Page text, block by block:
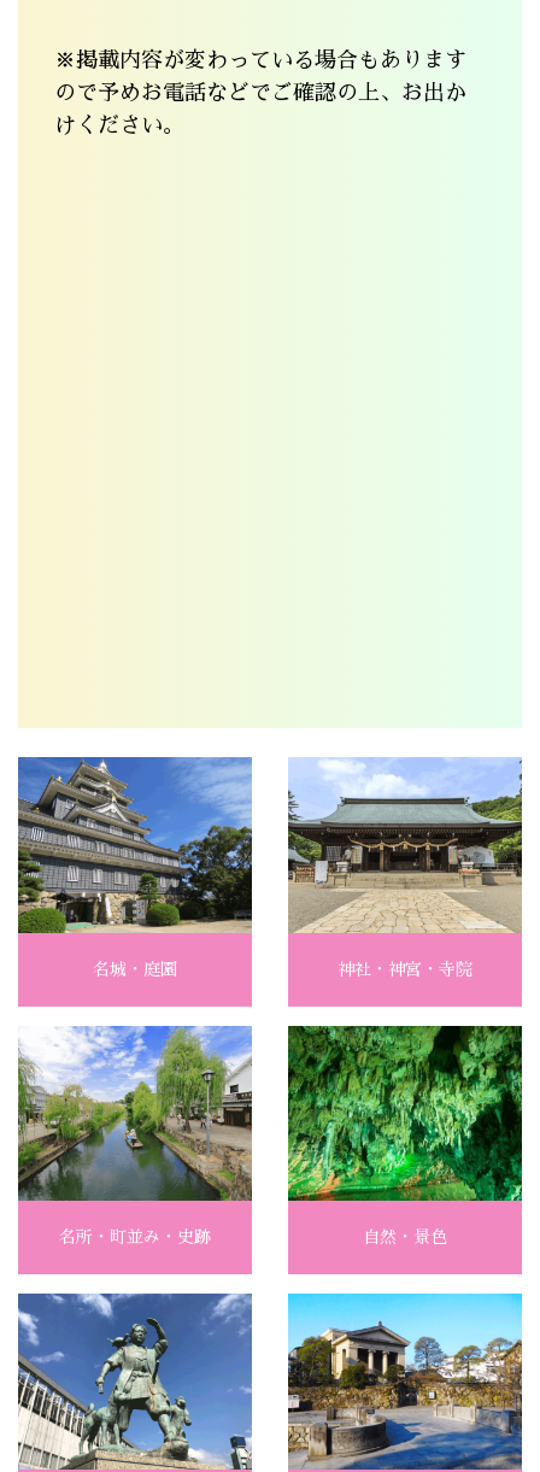
※掲載内容が変わっている場合もあります
ので予めお電話などでご確認の上、お出か
けください。
名城・庭園 神社・神宮・寺院
名所・町並み・史跡 自然・景色